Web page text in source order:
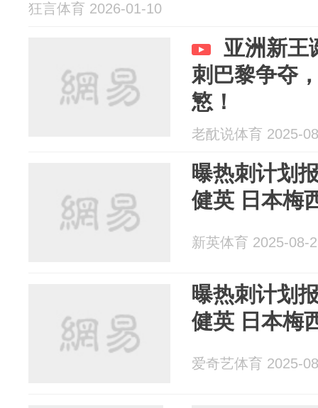
狂言体育 2026-01-10
亚洲新王
刺巴黎争夺
慜！
老酖说体育 2025-
曝热刺计划
健英 日本梅
新英体育 2025-08-
曝热刺计划
健英 日本梅
爱奇艺体育 2025-